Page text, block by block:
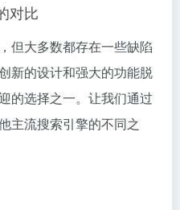
对比
但大多数都存在一些缺陷
新的设计和强大的功能脱
的选择之一。让我们通过
主流搜索引擎的不同之